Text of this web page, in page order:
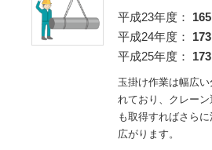
平成23年度：
平成24年度：
平成25年度：
玉掛け作業は幅広
れており、クレー
も取得すればさら
広がります。